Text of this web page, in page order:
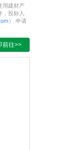
用建材产
，投标人
） 申请
前往>>